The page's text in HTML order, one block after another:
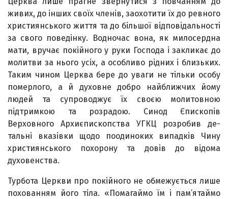
живих, до інших своїх членів, заохотити їх до рев­ного
християнського життя та до більшої відповідальності
за свого поведінку. Водночас вона, як милосердна
мати, вручає покійного у руки Господа і закликає до
молитви за нього усіх, а особливо рідних і близьких.
Таким чином Церква бере до уваги не тільки особу
померлого, а й духовне добро найближчих йому
людей та супроводжує їх своєю молитовною
підтримкою та розрадою. Синод Єпископів
Верховного Архиєпископства УГКЦ розробив де­
тальні вказівки щодо поодиноких випадків Чину
християнського похорону та довів до відома
духовенства.
Турбота Церкви про покійного не обмежується лише
похованням його тіла. «Помагаймо їм і пам’ятаймо